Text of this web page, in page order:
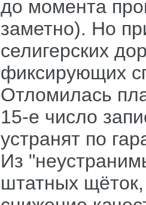
до момента
заметно). Но
селигерских
фиксирующих
Отломилась
15-е число
устранят по
Из
штатных щёток,